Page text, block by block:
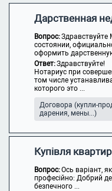
Дарственная
Вопрос:Здравствуйте
состоянии,
оформить
Ответ:Здравствуйте!
Нотариус при
том числе
которого это ...
Договора (купли-
дарения, мены...)
Купівля
Вопрос:Ось варіант,
професійно: Добрий
безпечного ...